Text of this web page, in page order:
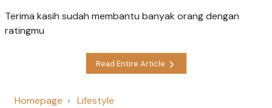
Terima kasih sudah membantu banyak orang dengan
ratingmu
Read Entire Article
Homepage
Lifestyle